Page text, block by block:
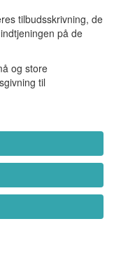
tilbudsskrivning, de
på de
og store
til